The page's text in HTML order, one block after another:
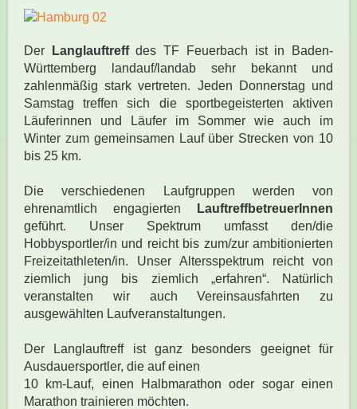
Der Langlauftreffdes TF Feuerbach ist in Baden-
Württemberg landauf/landab sehr bekannt und
zahlenmäßig stark vertreten. Jeden Donnerstag und
Samstag treffen sich die sportbegeisterten aktiven
Läuferinnen und Läufer im Sommer wie auch im
Winter zum gemeinsamen Lauf über Strecken von 10
bis 25 km.
Die verschiedenen Laufgruppen werden von
ehrenamtlich engagierten
LauftreffbetreuerInnen
geführt. Unser Spektrum umfasst den/die
Hobbysportler/in und reicht bis zum/zur ambitionierten
Freizeitathleten/in. Unser Altersspektrum reicht von
ziemlich jung bis ziemlich „erfahren“. Natürlich
veranstalten wir auch Vereinsausfahrten zu
ausgewählten Laufveranstaltungen.
Der Langlauftreff ist ganz besonders geeignet für
Ausdauersportler, die auf einen
10 km-Lauf, einen Halbmarathon oder sogar einen
Marathon trainieren möchten.